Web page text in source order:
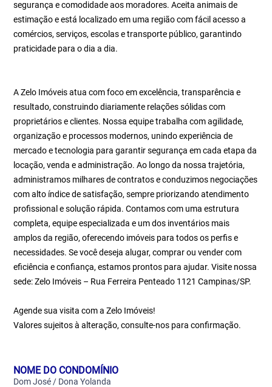
segurança e comodidade aos moradores. Aceita animais de
estimação e está localizado em uma região com fácil acesso a
comércios, serviços, escolas e transporte público, garantindo
praticidade para o dia a dia.
A Zelo Imóveis atua com foco em excelência, transparência e
resultado, construindo diariamente relações sólidas com
proprietários e clientes. Nossa equipe trabalha com agilidade,
organização e processos modernos, unindo experiência de
mercado e tecnologia para garantir segurança em cada etapa da
locação, venda e administração. Ao longo da nossa trajetória,
administramos milhares de contratos e conduzimos negociações
com alto índice de satisfação, sempre priorizando atendimento
profissional e solução rápida. Contamos com uma estrutura
completa, equipe especializada e um dos inventários mais
amplos da região, oferecendo imóveis para todos os perfis e
necessidades. Se você deseja alugar, comprar ou vender com
eficiência e confiança, estamos prontos para ajudar. Visite nossa
sede: Zelo Imóveis – Rua Ferreira Penteado 1121 Campinas/SP.
Agende sua visita com a Zelo Imóveis!
Valores sujeitos à alteração, consulte-nos para confirmação.
NOME DO CONDOMÍNIO
Dom José / Dona Yolanda